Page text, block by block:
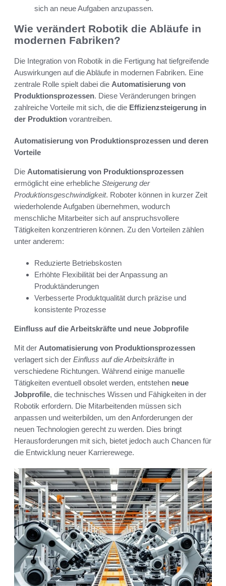
sich an neue Aufgaben anzupassen.
Wie verändert Robotik die Abläufe in
modernen Fabriken?
Die Integration von Robotik in die Fertigung hat tiefgreifende
Auswirkungen auf die Abläufe in modernen Fabriken. Eine
zentrale Rolle spielt dabei die Automatisierung von
Produktionsprozessen. Diese Veränderungen bringen
zahlreiche Vorteile mit sich, die die Effizienzsteigerung in
der Produktion vorantreiben.
Automatisierung von Produktionsprozessen und deren
Vorteile
Die Automatisierung von Produktionsprozessen
ermöglicht eine erhebliche Steigerung der
Produktionsgeschwindigkeit. Roboter können in kurzer Zeit
wiederholende Aufgaben übernehmen, wodurch
menschliche Mitarbeiter sich auf anspruchsvollere
Tätigkeiten konzentrieren können. Zu den Vorteilen zählen
unter anderem:
Reduzierte Betriebskosten
Erhöhte Flexibilität bei der Anpassung an
Produktänderungen
Verbesserte Produktqualität durch präzise und
konsistente Prozesse
Einfluss auf die Arbeitskräfte und neue Jobprofile
Mit der Automatisierung von Produktionsprozessen
verlagert sich der Einfluss auf die Arbeitskräfte in
verschiedene Richtungen. Während einige manuelle
Tätigkeiten eventuell obsolet werden, entstehen neue
Jobprofile, die technisches Wissen und Fähigkeiten in der
Robotik erfordern. Die Mitarbeitenden müssen sich
anpassen und weiterbilden, um den Anforderungen der
neuen Technologien gerecht zu werden. Dies bringt
Herausforderungen mit sich, bietet jedoch auch Chancen für
die Entwicklung neuer Karrierewege.